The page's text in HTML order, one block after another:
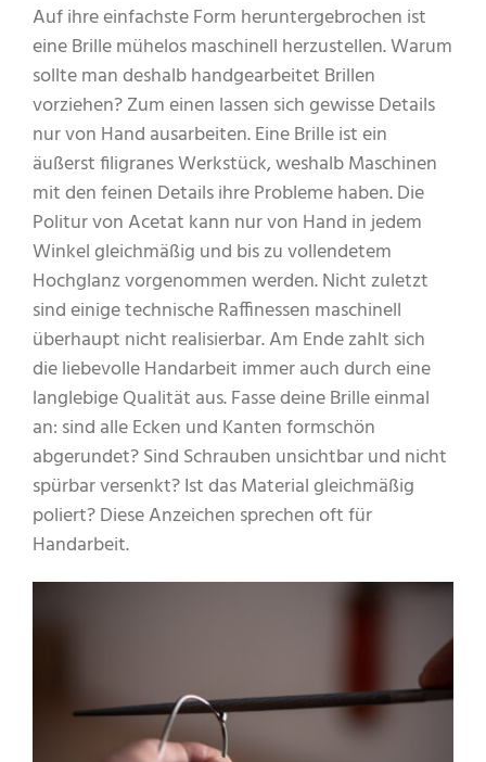
Auf ihre einfachste Form heruntergebrochen ist
eine Brille mühelos maschinell herzustellen. Warum
sollte man deshalb handgearbeitet Brillen
vorziehen? Zum einen lassen sich gewisse Details
nur von Hand ausarbeiten. Eine Brille ist ein
äußerst filigranes Werkstück, weshalb Maschinen
mit den feinen Details ihre Probleme haben. Die
Politur von Acetat kann nur von Hand in jedem
Winkel gleichmäßig und bis zu vollendetem
Hochglanz vorgenommen werden. Nicht zuletzt
sind einige technische Raffinessen maschinell
überhaupt nicht realisierbar. Am Ende zahlt sich
die liebevolle Handarbeit immer auch durch eine
langlebige Qualität aus. Fasse deine Brille einmal
an: sind alle Ecken und Kanten formschön
abgerundet? Sind Schrauben unsichtbar und nicht
spürbar versenkt? Ist das Material gleichmäßig
poliert? Diese Anzeichen sprechen oft für
Handarbeit.